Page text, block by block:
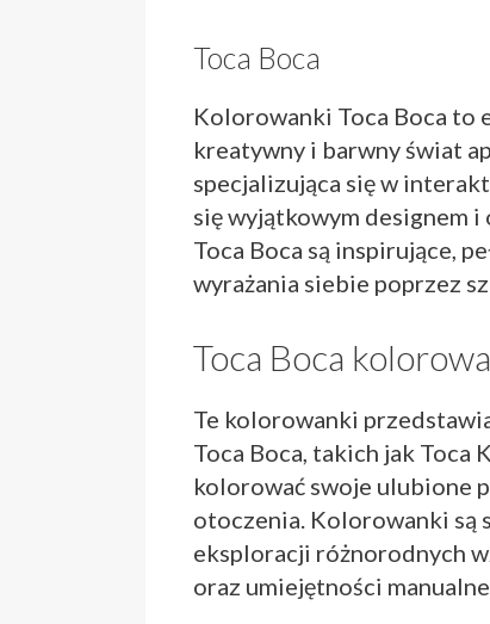
Toca Boca
Kolorowanki Toca Boca to
kreatywny i barwny świat
specjalizująca się w
się wyjątkowym designem
Toca Boca są inspirujące,
wyrażania siebie poprzez
Toca Boca
Te kolorowanki
Toca Boca, takich jak Toca
kolorować swoje ulubione
otoczenia. Kolorowanki są
eksploracji różnorodnych
oraz umiejętności